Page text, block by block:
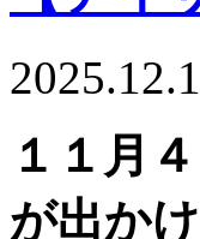
１１月
が出か